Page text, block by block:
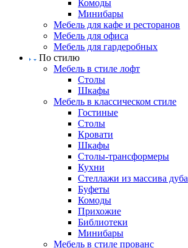
Комоды
Минибары
Мебель для кафе и ресторанов
Мебель для офиса
Мебель для гардеробных
По стилю
Мебель в стиле лофт
Столы
Шкафы
Мебель в классическом стиле
Гостиные
Столы
Кровати
Шкафы
Столы-трансформеры
Кухни
Стеллажи из массива дуба
Буфеты
Комоды
Прихожие
Библиотеки
Минибары
Мебель в стиле прованс